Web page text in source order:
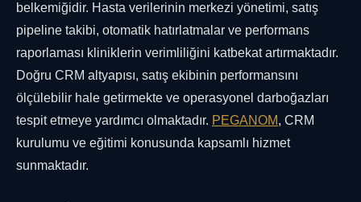
belkemiğidir. Hasta verilerinin merkezi yönetimi, satış
pipeline takibi, otomatik hatırlatmalar ve performans
raporlaması kliniklerin verimliliğini katbekat artırmaktadır.
Doğru CRM altyapısı, satış ekibinin performansını
ölçülebilir hale getirmekte ve operasyonel darboğazları
tespit etmeye yardımcı olmaktadır. PEGANOM, CRM
kurulumu ve eğitimi konusunda kapsamlı hizmet
sunmaktadır.